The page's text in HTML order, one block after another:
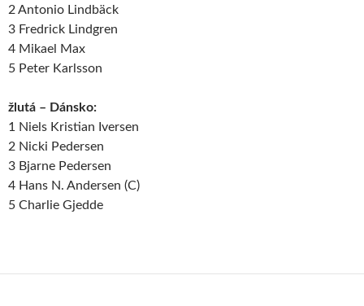
2 Antonio Lindbäck
3 Fredrick Lindgren
4 Mikael Max
5 Peter Karlsson
žlutá – Dánsko:
1 Niels Kristian Iversen
2 Nicki Pedersen
3 Bjarne Pedersen
4 Hans N. Andersen (C)
5 Charlie Gjedde